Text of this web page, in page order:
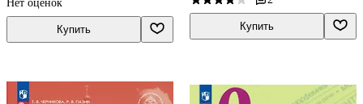
Николина
Нет оценок
Купить Купить